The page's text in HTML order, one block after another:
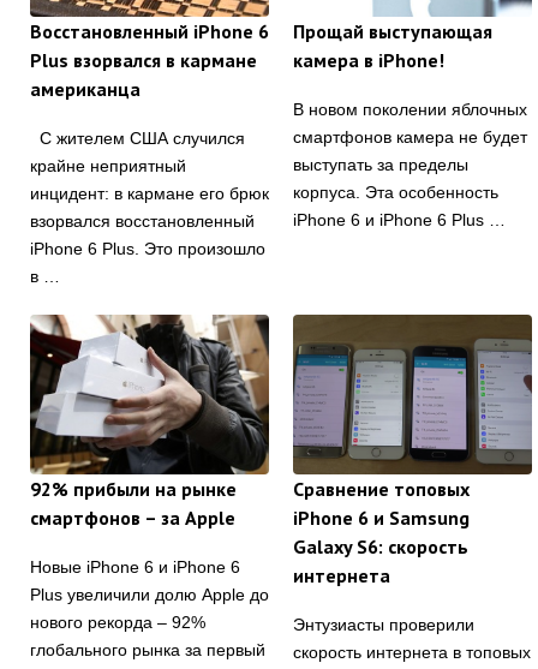
Восстановленный iPhone 6
Plus взорвался в кармане
американца
С жителем США случился
крайне неприятный
инцидент: в кармане его брюк
взорвался восстановленный
iPhone 6 Plus. Это произошло
в …
Прощай выступающая
камера в iPhone!
В новом поколении яблочных
смартфонов камера не будет
выступать за пределы
корпуса. Эта особенность
iPhone 6 и iPhone 6 Plus …
92% прибыли на рынке
смартфонов – за Apple
Новые iPhone 6 и iPhone 6
Plus увеличили долю Apple до
нового рекорда – 92%
глобального рынка за первый
Сравнение топовых
iPhone 6 и Samsung
Galaxy S6: скорость
интернета
Энтузиасты проверили
скорость интернета в топовых